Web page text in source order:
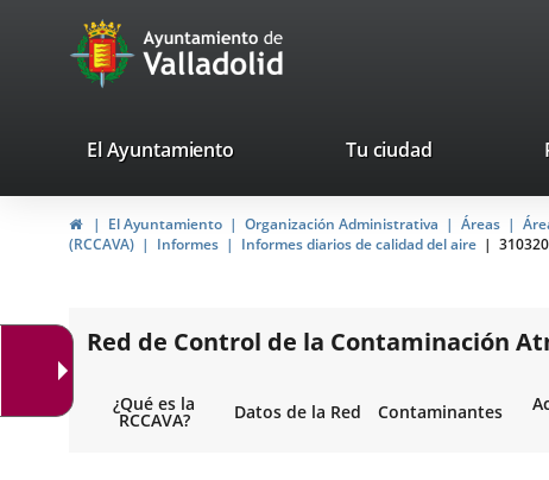
Portal
Web
Ayuntamiento
de
Valladolid
valladolid.es
El Ayuntamiento Tu ciudad
HomeEl Ayuntamiento Organización Administrativa Áreas
(RCCAVA)
Informes Informes diarios de calidad del aire
Red de Control de la Contaminación
¿Qué es la
RCCAVA? Datos de la Red Contaminantes